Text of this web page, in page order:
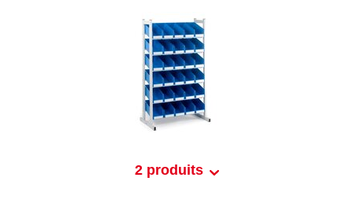
2 produits